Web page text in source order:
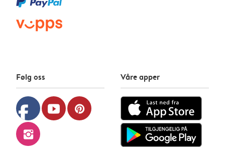
Følg oss
facebook youtube pinterest
instagram
Våre apper